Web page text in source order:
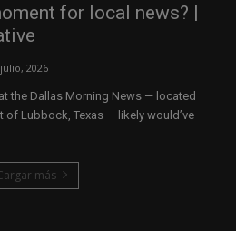
for local news? |
2026
the Dallas Morning News — located
of Lubbock, Texas — likely would’ve
más